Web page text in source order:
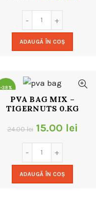
inițial
a
fost:
ADAUGĂ ÎN COȘ
-38%
PVA BAG MIX –
TIGERNUTS 0.KG
24.00lei Prețul
inițial
a
fost:
15.00 lei
ADAUGĂ ÎN COȘ